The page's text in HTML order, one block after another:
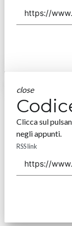
close
Clicca sul
negli appunti.
RSS link